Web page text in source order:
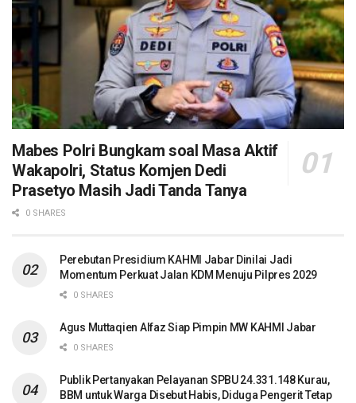
Mabes Polri Bungkam soal Masa Aktif
Wakapolri, Status Komjen Dedi
Prasetyo Masih Jadi Tanda Tanya
0 SHARES
Perebutan Presidium KAHMI Jabar Dinilai Jadi
Momentum Perkuat Jalan KDM Menuju Pilpres 2029
0 SHARES
Agus Muttaqien Alfaz Siap Pimpin MW KAHMI Jabar
0 SHARES
Publik Pertanyakan Pelayanan SPBU 24.331.148 Kurau,
BBM untuk Warga Disebut Habis, Diduga Pengerit Tetap